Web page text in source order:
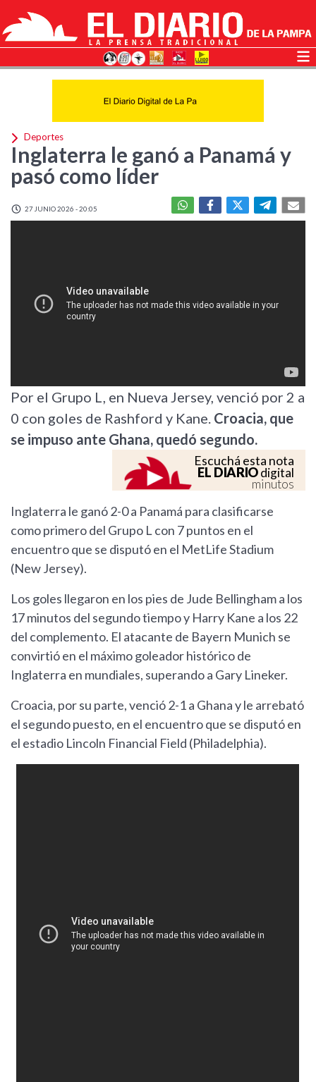
Deportes
Inglaterra le ganó a Panamá y
pasó como líder
27 JUNIO 2026 - 20:05
Por el Grupo L, en Nueva Jersey, venció por 2 a
0 con goles de Rashford y Kane. Croacia, que
se impuso ante Ghana, quedó segundo.
Escuchá esta nota
EL DIARIOdigital
minutos
Inglaterra le ganó 2-0 a Panamá para clasificarse
como primero del Grupo L con 7 puntos en el
encuentro que se disputó en el MetLife Stadium
(New Jersey).
Los goles llegaron en los pies de Jude Bellingham a los
17 minutos del segundo tiempo y Harry Kane a los 22
del complemento. El atacante de Bayern Munich se
convirtió en el máximo goleador histórico de
Inglaterra en mundiales, superando a Gary Lineker.
Croacia, por su parte, venció 2-1 a Ghana y le arrebató
el segundo puesto, en el encuentro que se disputó en
el estadio Lincoln Financial Field (Philadelphia).